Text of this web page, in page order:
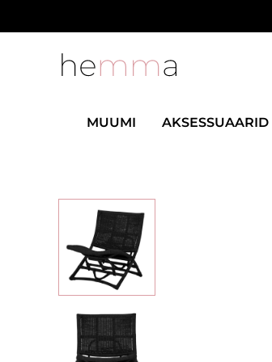
to
MUUMI AKSESSUAARID